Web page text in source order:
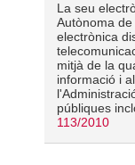
La seu
Autònoma
electrònica
mitjà de la
informació i
públiques
113/2010